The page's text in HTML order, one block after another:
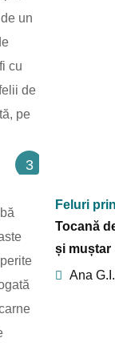
3
Feluri
Tocană
și muștar
Ana G.I.